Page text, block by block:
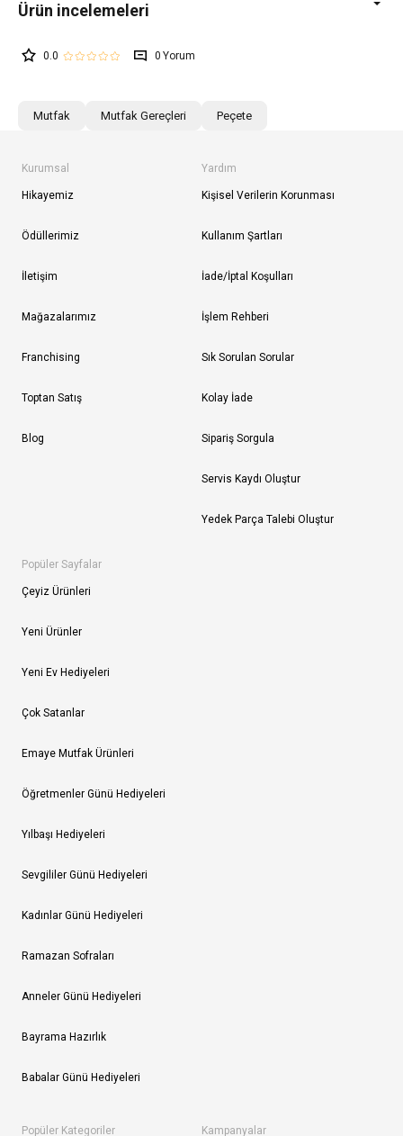
0.0 0
Mutfak Mutfak Gereçleri Peçete
Kurumsal
Hikayemiz
Ödüllerimiz
İletişim
Mağazalarımız
Franchising
Toptan Satış
Blog
Yardım
Kişisel Verilerin Korunması
Kullanım Şartları
İade/İptal Koşulları
İşlem Rehberi
Sık Sorulan Sorular
Kolay İade
Sipariş Sorgula
Servis Kaydı Oluştur
Yedek Parça Talebi Oluştur
Popüler Sayfalar
Çeyiz Ürünleri
Yeni Ürünler
Yeni Ev Hediyeleri
Çok Satanlar
Emaye Mutfak Ürünleri
Öğretmenler Günü Hediyeleri
Yılbaşı Hediyeleri
Sevgililer Günü Hediyeleri
Kadınlar Günü Hediyeleri
Ramazan Sofraları
Anneler Günü Hediyeleri
Bayrama Hazırlık
Babalar Günü Hediyeleri
Popüler Kategoriler Kampanyalar